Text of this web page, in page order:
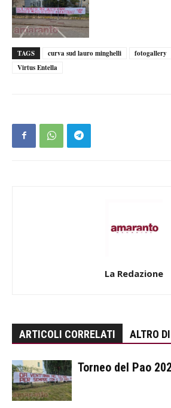
TAGS curva sud lauro minghelli fotogallery
Virtus Entella
La Redazione
ARTICOLI CORRELATI ALTRO
Torneo del Pao